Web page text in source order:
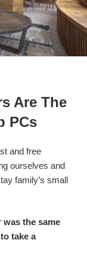
Are The
PCs
and free
ourselves and
family’s small
was the same
take a